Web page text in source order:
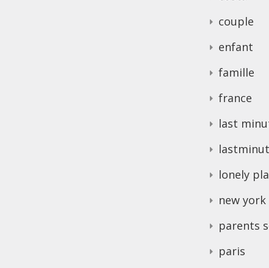
couple
enfant
famille
france
last
lonely
new york
parents
paris